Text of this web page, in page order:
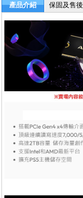
產品介紹
保固及售後
服務